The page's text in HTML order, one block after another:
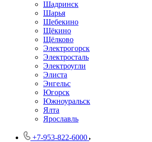
Шадринск
Шарья
Шебекино
Щёкино
Щёлково
Электрогорск
Электросталь
Электроугли
Элиста
Энгельс
Югорск
Южноуральск
Ялта
Ярославль
+7-953-822-6000